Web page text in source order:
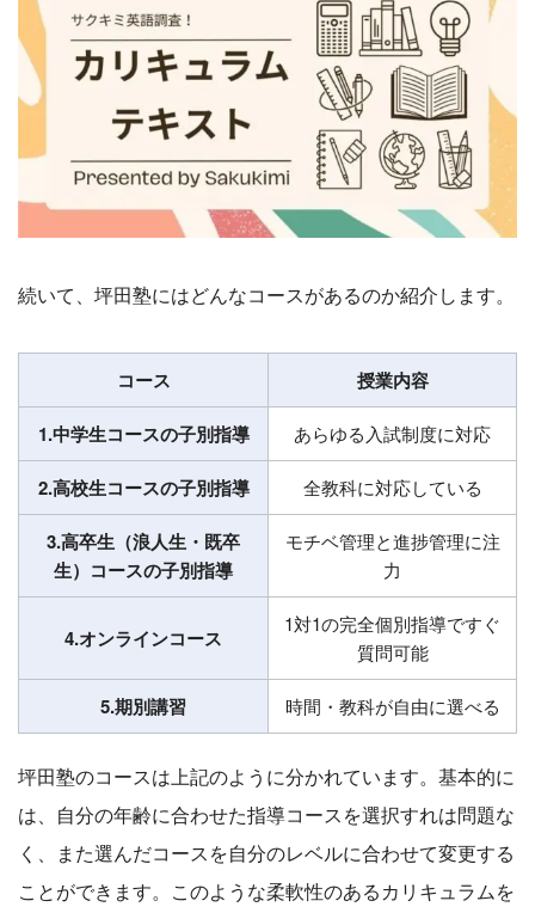
続いて、坪田塾にはどんなコースがあるのか紹介します。
コース 授業内容
1.中学生コースの子別指導 あらゆる入試制度に対応
2.高校生コースの子別指導 全教科に対応している
3.高卒生（浪人生・既卒
生）コースの子別指導
モチベ管理と進捗管理に注
力
4.オンラインコース
1対1の完全個別指導ですぐ
質問可能
5.期別講習 時間・教科が自由に選べる
坪田塾のコースは上記のように分かれています。基本的に
は、自分の年齢に合わせた指導コースを選択すれは問題な
く、また選んだコースを自分のレベルに合わせて変更する
ことができます。このような柔軟性のあるカリキュラムを